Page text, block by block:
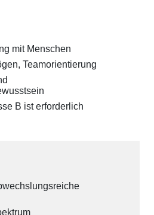
mit Menschen
Teamorientierung
B ist erforderlich